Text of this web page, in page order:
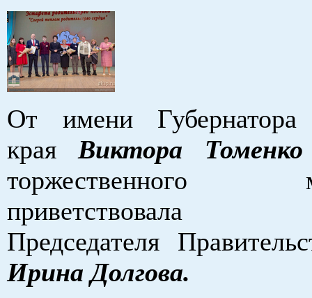
От имени Губернатора
краяВиктора Томенко
торжественного
приветствовала
Председателя
Ирина Долгова.